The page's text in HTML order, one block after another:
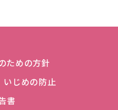
ための方針
いじめの防止
書